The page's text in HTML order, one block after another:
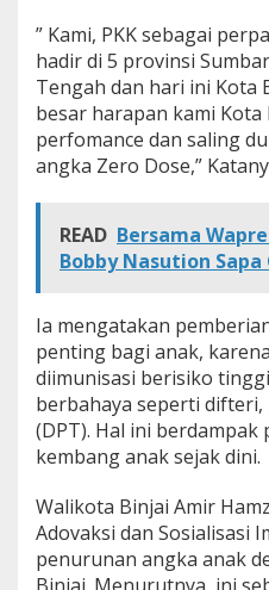
” Kami, PKK sebagai
hadir di 5 provinsi
Tengah dan hari ini Kota
besar harapan kami
perfomance dan saling
angka Zero Dose,”
READ Bersama
Bobby Nasution
Ia mengatakan
penting bagi anak,
diimunisasi berisiko
berbahaya seperti
(DPT). Hal ini
kembang anak sejak dini.
Walikota Binjai Amir
Adovaksi dan Sosialisasi
penurunan angka anak